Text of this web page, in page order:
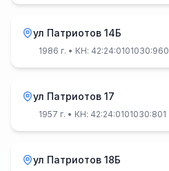
ул Патриотов 14Б
1986 г. • КН: 42:24:0101030:960
ул Патриотов 17
1957 г. • КН: 42:24:0101030:801
ул Патриотов 18Б